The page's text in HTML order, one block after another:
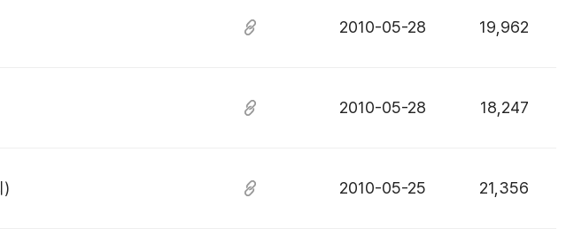
2010-05-28 19,962
2010-05-28 18,247
) 2010-05-25 21,356